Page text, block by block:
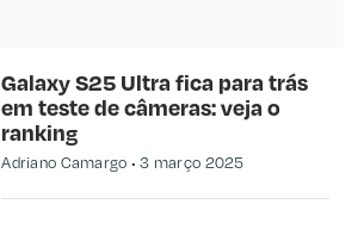
Galaxy S25 Ultra fica para trás
em teste de câmeras: veja o
ranking
Adriano Camargo 3 março 2025